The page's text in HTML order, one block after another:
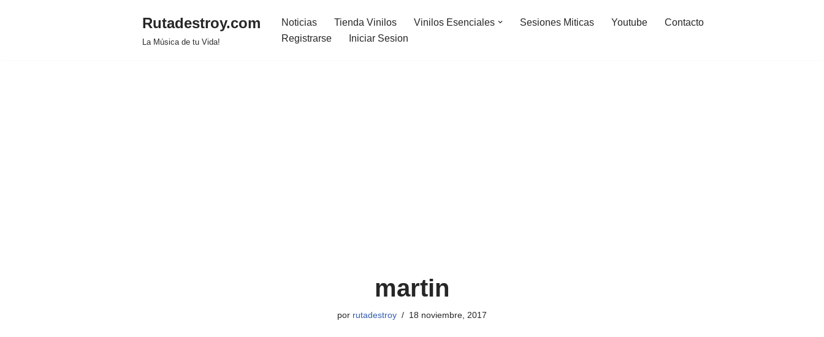
Rutadestroy.com
La Música de tu Vida!
Noticias Tienda Vinilos Vinilos Esenciales Sesiones Miticas Youtube
Contacto
Registrarse
Iniciar Sesion
martin
por rutadestroy 18 noviembre, 2017